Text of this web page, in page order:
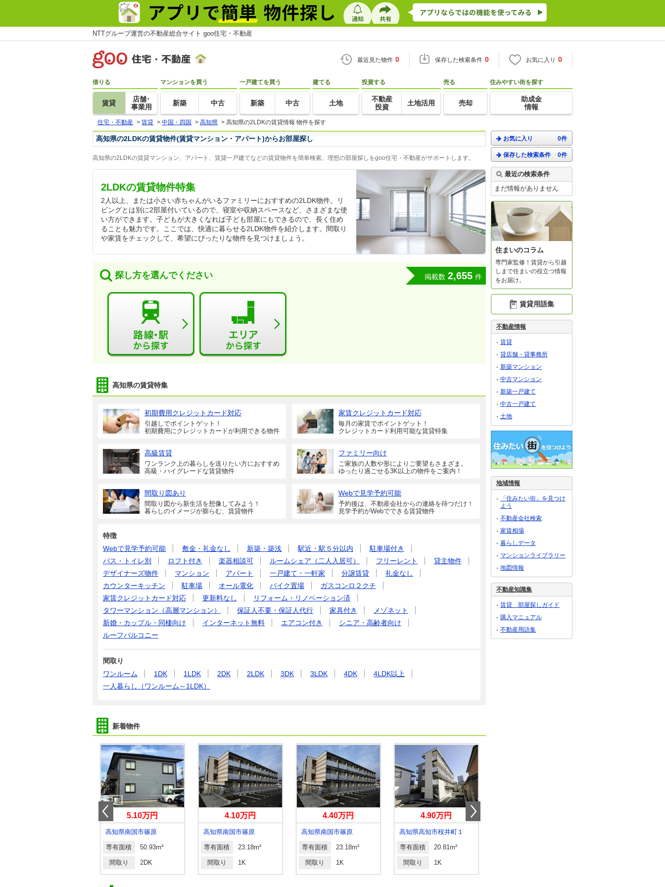
NTTグループ運営の不動産総合サイト goo住宅・不動産
最近見た物件 0 保存した検索条件 0 お気に入り 0
借りる
賃貸
店舗･
事業用
マンションを買う
新築 中古
一戸建てを買う
新築 中古
建てる
土地
投資する
不動産
投資
土地活用
売る
売却
住みやすい街を探す
助成金
情報
住宅・不動産 > 賃貸 > 中国・四国 > 高知県 > 高知県の2LDKの賃貸情報 物件を探す
高知県の2LDKの賃貸物件(賃貸マンション・アパート)からお部屋探し
高知県の2LDKの賃貸マンション、アパート、賃貸一戸建てなどの賃貸物件を簡単検索。理想の部屋探しをgoo住宅・不動産がサポートします。
2LDKの賃貸物件特集
2人以上、または小さい赤ちゃんがいるファミリーにおすすめの2LDK物件。リ
ビングとは別に2部屋付いているので、寝室や収納スペースなど、さまざまな使
い方ができます。子どもが大きくなれば子ども部屋にもできるので、長く住め
ることも魅力です。ここでは、快適に暮らせる2LDK物件を紹介します。間取り
や家賃をチェックして、希望にぴったりな物件を見つけましょう。
探し方を選んでください 掲載数 2,655 件
高知県の賃貸特集
初期費用クレジットカード対応
引越しでポイントゲット！
初期費用にクレジットカードが利用できる物件
家賃クレジットカード対応
毎月の家賃でポイントゲット！
クレジットカード利用可能な賃貸特集
高級賃貸
ワンランク上の暮らしを送りたい方におすすめ
高級・ハイグレードな賃貸物件
ファミリー向け
ご家族の人数や形によりご要望もさまざま。
ゆったり過ごせる3K以上の物件をご案内！
間取り図あり
間取り図から新生活を想像してみよう！
暮らしのイメージが膨らむ、賃貸物件
Webで見学予約可能
予約後は、不動産会社からの連絡を待つだけ！
見学予約がWebでできる賃貸物件
特徴
Webで見学予約可能
敷金・礼金なし 新築・築浅 駅近・駅５分以内
駐車場付き
バス・トイレ別
ロフト付き 楽器相談可 ルームシェア（二人入居可） フリーレント
貸主物件
デザイナーズ物件
マンション アパート 一戸建て・一軒家 分譲賃貸
礼金なし
カウンターキッチン
駐車場 オール電化 バイク置場
ガスコンロ２クチ
家賃クレジットカード対応
更新料なし
リフォーム・リノベーション済
タワーマンション（高層マンション）
保証人不要・保証人代行 家具付き
メゾネット
新婚・カップル・同棲向け
インターネット無料 エアコン付き
シニア・高齢者向け
ルーフバルコニー
間取り
ワンルーム
1DK 1LDK 2DK 2LDK 3DK 3LDK 4DK
4LDK以上
一人暮らし（ワンルーム～1LDK）
新着物件
5.10万円
高知県南国市篠原
専有面積 50.93m²
間取り 2DK
4.10万円
高知県南国市篠原
専有面積 23.18m²
間取り 1K
4.40万円
高知県南国市篠原
専有面積 23.18m²
間取り 1K
4.90万円
高知県高知市桜井町１
専有面積 20.81m²
間取り 1K
お気に入り 0件
保存した検索条件 0件
最近の検索条件
まだ情報がありません
住まいのコラム
専門家監修！賃貸から引越
しまで住まいの役立つ情報
をお届け。
賃貸用語集
不動産情報
賃貸
貸店舗・貸事務所
新築マンション
中古マンション
新築一戸建て
中古一戸建て
土地
地域情報
「住みたい街」を見つけ
よう
不動産会社検索
家賃相場
暮らしデータ
マンションライブラリー
地図情報
不動産知識集
賃貸 部屋探しガイド
購入マニュアル
不動産用語集